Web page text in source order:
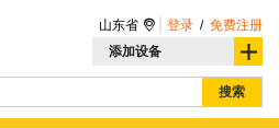
添加设备
搜索
山东省 登录 / 免费注册